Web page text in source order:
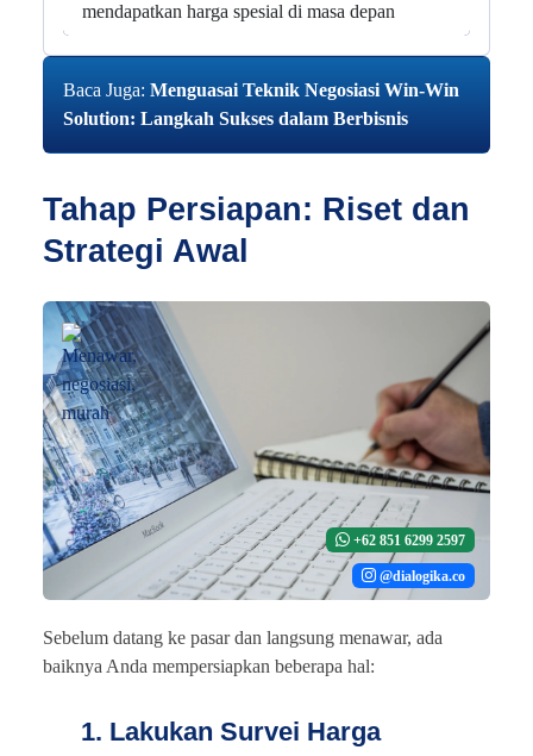
mendapatkan harga spesial di masa depan
Baca Juga: Menguasai Teknik Negosiasi Win-Win
Solution: Langkah Sukses dalam Berbisnis
Tahap Persiapan: Riset dan
Strategi Awal
+62 851 6299 2597
@dialogika.co
Sebelum datang ke pasar dan langsung menawar, ada
baiknya Anda mempersiapkan beberapa hal:
1. Lakukan Survei Harga